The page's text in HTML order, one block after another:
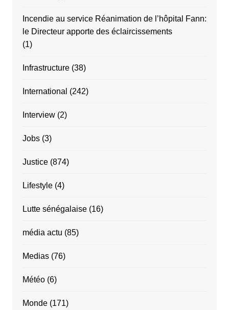
Incendie au service Réanimation de l’hôpital Fann:
le Directeur apporte des éclaircissements
(1)
Infrastructure(38)
International (242)
Interview(2)
Jobs(3)
Justice(874)
Lifestyle(4)
Lutte sénégalaise(16)
média actu (85)
Medias(76)
Météo(6)
Monde(171)